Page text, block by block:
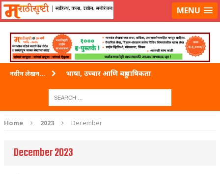
लॉग-इन करा|लेखक नोंदणी कराMENU
नवीन लेखन... भाषा, उच्चार आणि बहुभाषिकता
ताम्र – एक अफलातून धातू (COPPER)
अशी एक कविता लिहू इच्छिते
Home 2023 December
December 2023